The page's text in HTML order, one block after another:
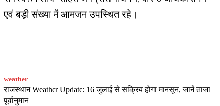
एवं बड़ी संख्या में आमजन उपस्थित रहे।
—–
weather
राजस्थान Weather Update: 16 जुलाई से सक्रिय होगा मानसून, जानें ताजा
पूर्वानुमान